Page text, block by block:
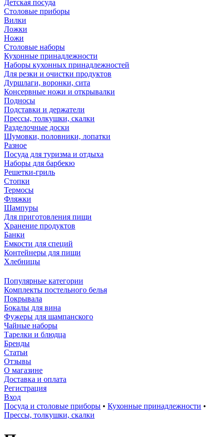
Детская посуда
Столовые приборы
Вилки
Ложки
Ножи
Столовые наборы
Кухонные принадлежности
Наборы кухонных принадлежностей
Для резки и очистки продуктов
Дуршлаги, воронки, сита
Консервные ножи и открывалки
Подносы
Подставки и держатели
Прессы, толкушки, скалки
Разделочные доски
Шумовки, половники, лопатки
Разное
Посуда для туризма и отдыха
Наборы для барбекю
Решетки-гриль
Стопки
Термосы
Фляжки
Шампуры
Для приготовления пищи
Хранение продуктов
Банки
Емкости для специй
Контейнеры для пищи
Хлебницы
Популярные категории
Комплекты постельного белья
Покрывала
Бокалы для вина
Фужеры для шампанского
Чайные наборы
Тарелки и блюдца
Бренды
Статьи
Отзывы
О магазине
Доставка и оплата
Регистрация
Вход
Посуда и столовые приборы • Кухонные принадлежности •
Прессы, толкушки, скалки